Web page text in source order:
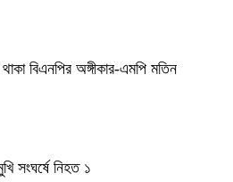
বিএনপির অঙ্গীকার-এমপি মতিন
সংঘর্ষে নিহত ১